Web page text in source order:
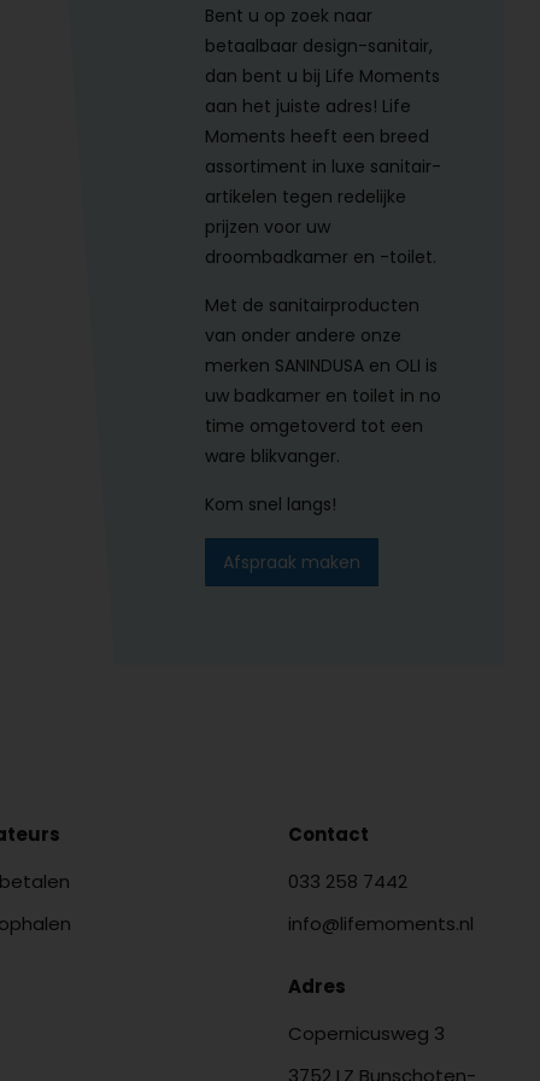
Bent u op zoek naar
betaalbaar design-sanitair,
dan bent u bij Life Moments
aan het juiste adres! Life
Moments heeft een breed
assortiment in luxe sanitair-
artikelen tegen redelijke
prijzen voor uw
droombadkamer en -toilet.
Met de sanitairproducten
van onder andere onze
merken SANINDUSA en OLI is
uw badkamer en toilet in no
time omgetoverd tot een
ware blikvanger.
Kom snel langs!
Afspraak maken
Contact
033 258 7442
info@lifemoments.nl
Adres
Copernicusweg 3
3752 LZ Bunschoten-